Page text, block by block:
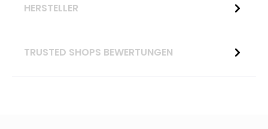
HERSTELLER
TRUSTED SHOPS BEWERTUNGEN